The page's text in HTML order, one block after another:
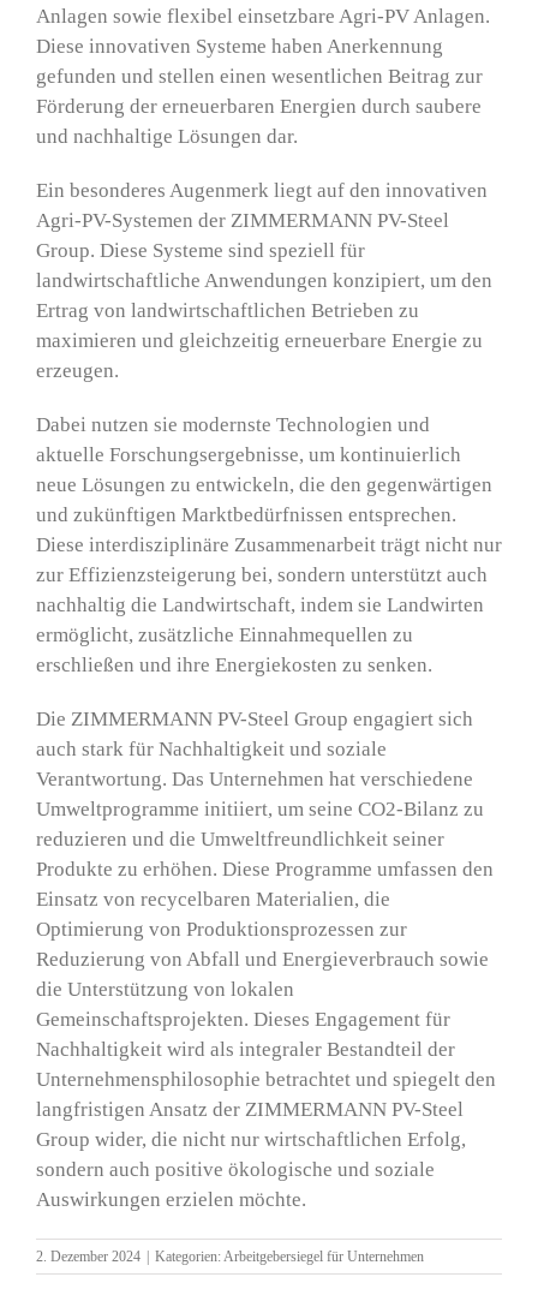
Anlagen sowie flexibel einsetzbare Agri-PV Anlagen.
Diese innovativen Systeme haben Anerkennung
gefunden und stellen einen wesentlichen Beitrag zur
Förderung der erneuerbaren Energien durch saubere
und nachhaltige Lösungen dar.
Ein besonderes Augenmerk liegt auf den innovativen
Agri-PV-Systemen der ZIMMERMANN PV-Steel
Group. Diese Systeme sind speziell für
landwirtschaftliche Anwendungen konzipiert, um den
Ertrag von landwirtschaftlichen Betrieben zu
maximieren und gleichzeitig erneuerbare Energie zu
erzeugen.
Dabei nutzen sie modernste Technologien und
aktuelle Forschungsergebnisse, um kontinuierlich
neue Lösungen zu entwickeln, die den gegenwärtigen
und zukünftigen Marktbedürfnissen entsprechen.
Diese interdisziplinäre Zusammenarbeit trägt nicht nur
zur Effizienzsteigerung bei, sondern unterstützt auch
nachhaltig die Landwirtschaft, indem sie Landwirten
ermöglicht, zusätzliche Einnahmequellen zu
erschließen und ihre Energiekosten zu senken.
Die ZIMMERMANN PV-Steel Group engagiert sich
auch stark für Nachhaltigkeit und soziale
Verantwortung. Das Unternehmen hat verschiedene
Umweltprogramme initiiert, um seine CO2-Bilanz zu
reduzieren und die Umweltfreundlichkeit seiner
Produkte zu erhöhen. Diese Programme umfassen den
Einsatz von recycelbaren Materialien, die
Optimierung von Produktionsprozessen zur
Reduzierung von Abfall und Energieverbrauch sowie
die Unterstützung von lokalen
Gemeinschaftsprojekten. Dieses Engagement für
Nachhaltigkeit wird als integraler Bestandteil der
Unternehmensphilosophie betrachtet und spiegelt den
langfristigen Ansatz der ZIMMERMANN PV-Steel
Group wider, die nicht nur wirtschaftlichen Erfolg,
sondern auch positive ökologische und soziale
Auswirkungen erzielen möchte.
2. Dezember 2024 | Kategorien:Arbeitgebersiegel für Unternehmen